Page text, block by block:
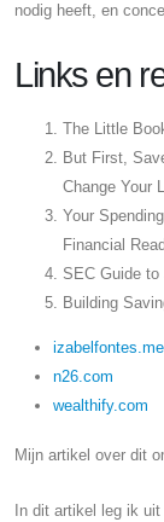
nodig heeft, en
Links en
The Little
But First,
Change Your
Your
Financial
SEC Guide
Building
n26.com
wealthify.com
Mijn artikel over dit
In dit artikel leg ik